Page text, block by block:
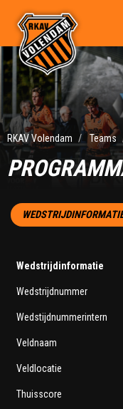
RKAV Volendam Teams
Wedstrijdinformatie
Wedstrijdnummer
Wedstijdnummerintern
Veldnaam
Veldlocatie
Thuisscore